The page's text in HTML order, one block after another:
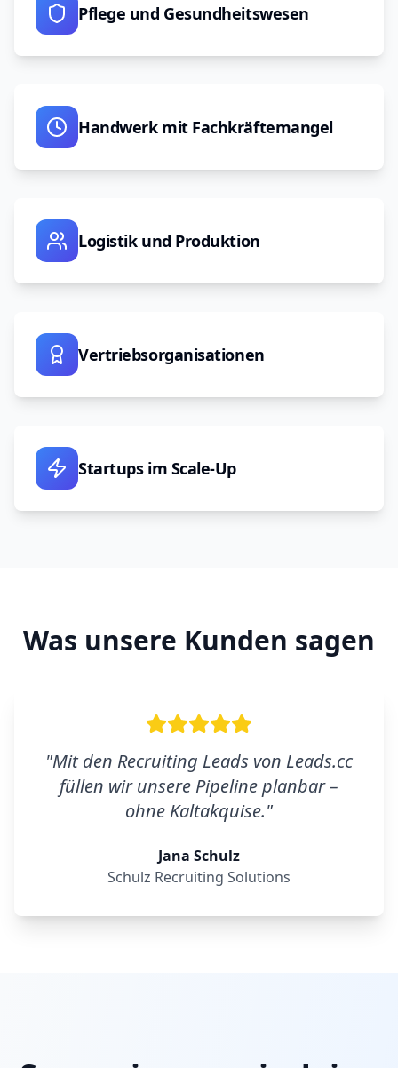
Pflege und Gesundheitswesen
Handwerk mit Fachkräftemangel
Logistik und Produktion
Vertriebsorganisationen
Startups im Scale-Up
Was unsere Kunden sagen
"Mit den Recruiting Leads von Leads.cc
füllen wir unsere Pipeline planbar –
ohne Kaltakquise."
Jana Schulz
Schulz Recruiting Solutions